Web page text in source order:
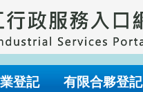
登記 有限合夥登記